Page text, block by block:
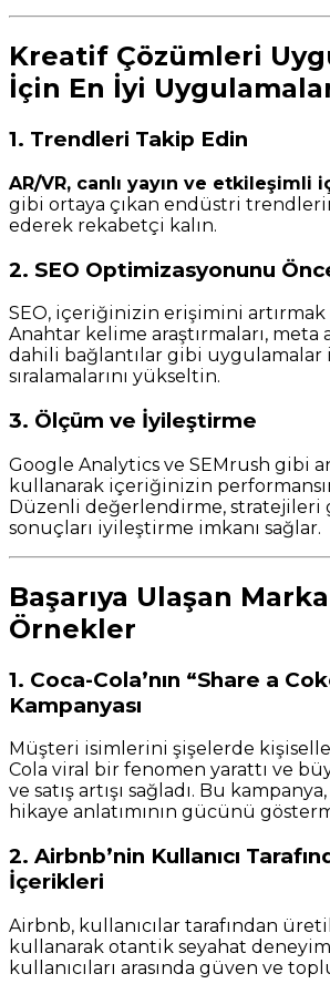
Kreatif Çözümleri
İçin En İyi
1. Trendleri Takip Edin
AR/VR, canlı yayın ve etkileşimli
gibi ortaya çıkan endüstri
ederek rekabetçi kalın.
2. SEO Optimizasyonunu
SEO, içeriğinizin erişimini
Anahtar kelime araştırmaları, meta
dahili bağlantılar gibi uygulamalar
sıralamalarını yükseltin.
3. Ölçüm ve İyileştirme
Google Analytics ve SEMrush gibi
kullanarak içeriğinizin
Düzenli değerlendirme, stratejileri
sonuçları iyileştirme imkanı sağlar.
Başarıya Ulaşan
Örnekler
1. Coca-Cola’nın “Share a
Kampanyası
Müşteri isimlerini şişelerde
Cola viral bir fenomen yarattı ve
ve satış artışı sağladı. Bu
hikaye anlatımının gücünü
2. Airbnb’nin Kullanıcı
İçerikleri
Airbnb, kullanıcılar tarafından
kullanarak otantik seyahat
kullanıcıları arasında güven ve